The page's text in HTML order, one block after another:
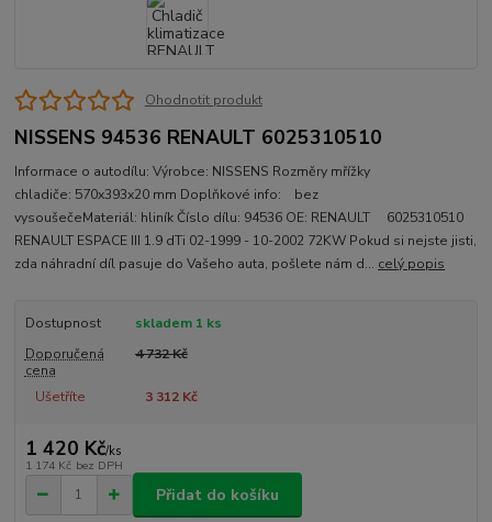
Ohodnotit produkt
NISSENS 94536 RENAULT 6025310510
Informace o autodílu: Výrobce: NISSENS Rozměry mřížky
chladiče: 570x393x20 mm Doplňkové info: bez
vysoušečeMateriál: hliník Číslo dílu: 94536 OE: RENAULT 6025310510
RENAULT ESPACE III 1.9 dTi 02-1999 - 10-2002 72KW Pokud si nejste jisti,
zda náhradní díl pasuje do Vašeho auta, pošlete nám d... celý popis
Dostupnost
skladem 1 ks
Doporučená
cena
4 732 Kč
Ušetříte 3 312 Kč
1 420 Kč/ks
1 174 Kč bez DPH
Přidat do košíku